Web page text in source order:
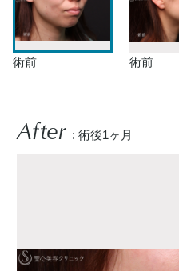
術前 術前
After : 術後1ヶ月